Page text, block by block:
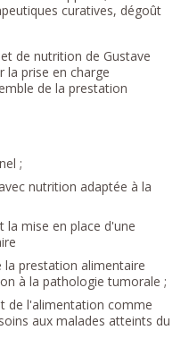
curatives, dégoût
de nutrition de Gustave
la prise en charge
de la prestation
;
nutrition adaptée à la
la mise en place d'une
prestation alimentaire
à la pathologie tumorale ;
de l'alimentation comme
aux malades atteints du